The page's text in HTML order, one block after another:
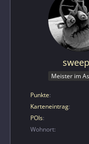
Meister im
Punkte
Karteneintrag
POIs
Wohnort